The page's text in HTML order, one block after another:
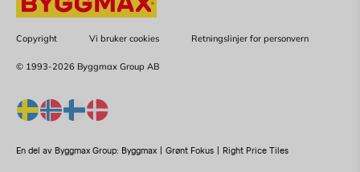
Copyright Vi bruker cookies Retningslinjer for personvern
© 1993-2026 Byggmax Group AB
En del av Byggmax Group: Byggmax Grønt Fokus Right Price Tiles